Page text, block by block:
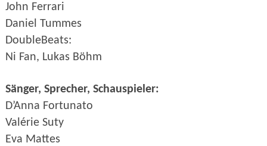
John Ferrari
Daniel Tummes
DoubleBeats:
Ni Fan, Lukas Böhm
Sänger, Sprecher, Schauspieler:
D’Anna Fortunato
Valérie Suty
Eva Mattes